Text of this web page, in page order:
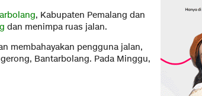
, Kabupaten Pemalang dan
dan menimpa ruas jalan.
membahayakan pengguna jalan,
Bantarbolang. Pada Minggu,